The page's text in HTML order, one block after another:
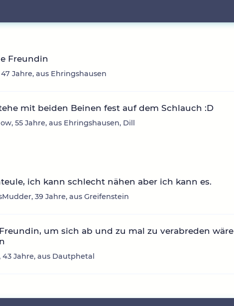
Freundin
Jahre, aus Ehringshausen
mit beiden Beinen fest auf dem Schlauch :D
55 Jahre, aus Ehringshausen, Dill
ich kann schlecht nähen aber ich kann es.
39 Jahre, aus Greifenstein
um sich ab und zu mal zu verabreden wäre
43 Jahre, aus Dautphetal